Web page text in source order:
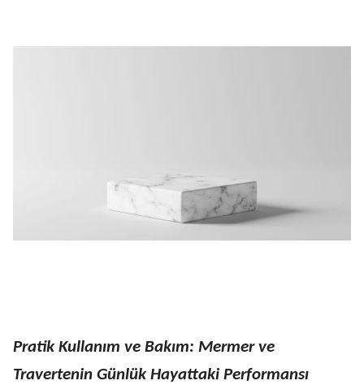
Pratik Kullanım ve Bakım: Mermer ve
Travertenin Günlük Hayattaki Performansı